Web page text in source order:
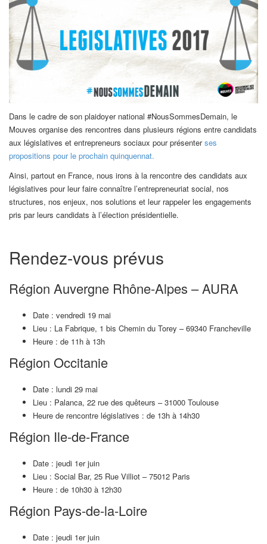
Dans le cadre de son plaidoyer national #NousSommesDemain, le
Mouves organise des rencontres dans plusieurs régions entre candidats
aux législatives et entrepreneurs sociaux pour présenterses
propositions pour le prochain quinquennat.
Ainsi, partout en France, nous irons à la rencontre des candidats aux
législatives pour leur faire connaître l’entrepreneuriat social, nos
structures, nos enjeux, nos solutions et leur rappeler les engagements
pris par leurs candidats à l’élection présidentielle.
Rendez-vous prévus
Région Auvergne Rhône-Alpes – AURA
Date : vendredi 19 mai
Lieu : La Fabrique, 1 bis Chemin du Torey – 69340 Francheville
Heure : de 11h à 13h
Région Occitanie
Date : lundi 29 mai
Lieu : Palanca, 22 rue des quêteurs – 31000 Toulouse
Heure de rencontre législatives : de 13h à 14h30
Région Ile-de-France
Date : jeudi 1er juin
Lieu : Social Bar, 25 Rue Villiot – 75012 Paris
Heure : de 10h30 à 12h30
Région Pays-de-la-Loire
Date : jeudi 1er juin